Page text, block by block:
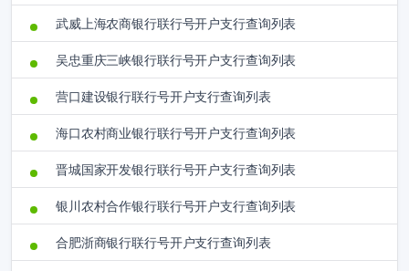
武威上海农商银行联行号开户支行查询列表
吴忠重庆三峡银行联行号开户支行查询列表
营口建设银行联行号开户支行查询列表
海口农村商业银行联行号开户支行查询列表
晋城国家开发银行联行号开户支行查询列表
银川农村合作银行联行号开户支行查询列表
合肥浙商银行联行号开户支行查询列表